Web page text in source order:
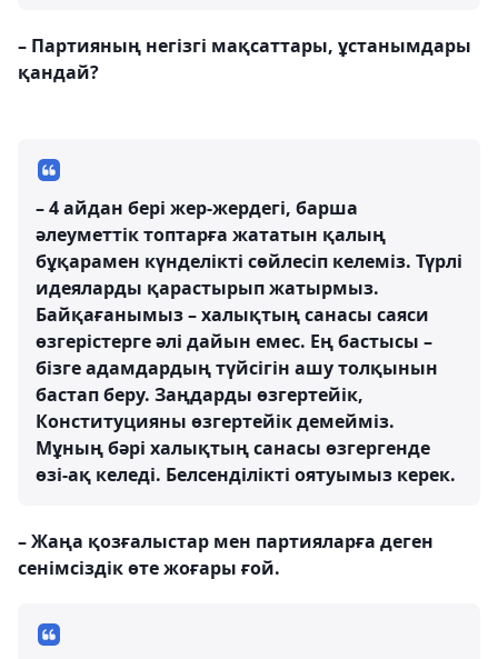
– Партияның негізгі мақсаттары, ұстанымдары
қандай?
– 4 айдан бері жер-жердегі, барша
әлеуметтік топтарға жататын қалың
бұқарамен күнделікті сөйлесіп келеміз. Түрлі
идеяларды қарастырып жатырмыз.
Байқағанымыз – халықтың санасы саяси
өзгерістерге әлі дайын емес. Ең бастысы –
бізге адамдардың түйсігін ашу толқынын
бастап беру. Заңдарды өзгертейік,
Конституцияны өзгертейік демейміз.
Мұның бәрі халықтың санасы өзгергенде
өзі-ақ келеді. Белсенділікті оятуымыз керек.
– Жаңа қозғалыстар мен партияларға деген
сенімсіздік өте жоғары ғой.